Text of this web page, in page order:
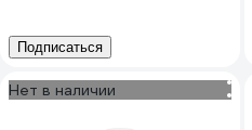
Подписаться
Нет в наличии